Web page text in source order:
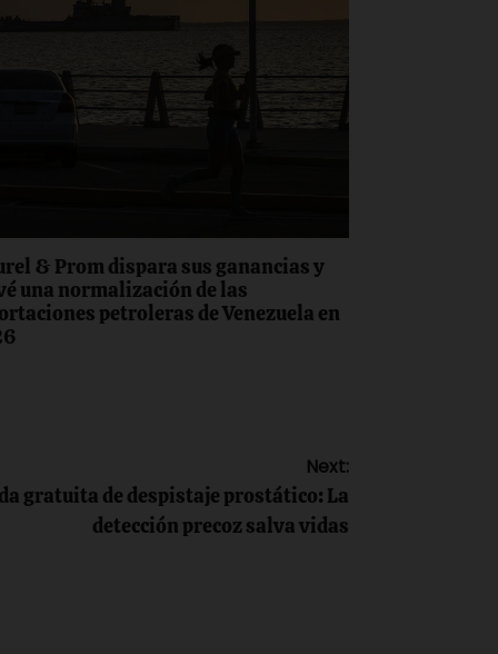
& Prom dispara sus ganancias y
una normalización de las
petroleras de Venezuela en
Next:
gratuita de despistaje prostático: La
detección precoz salva vidas